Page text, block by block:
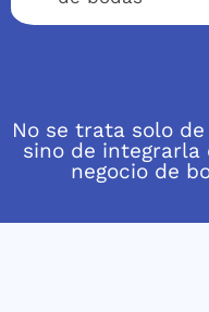
No se trata solo de
sino de integrarla
negocio de